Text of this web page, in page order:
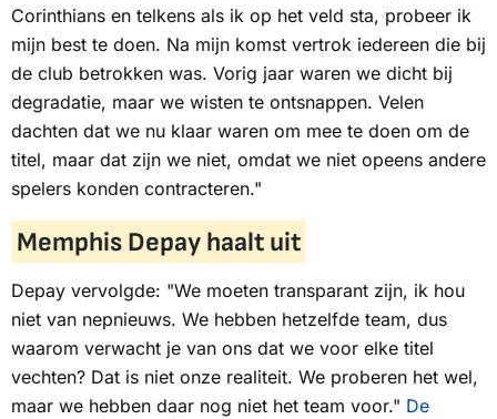
Corinthians en telkens als ik op het veld sta, probeer ik
mijn best te doen. Na mijn komst vertrok iedereen die bij
de club betrokken was. Vorig jaar waren we dicht bij
degradatie, maar we wisten te ontsnappen. Velen
dachten dat we nu klaar waren om mee te doen om de
titel, maar dat zijn we niet, omdat we niet opeens andere
spelers konden contracteren."
Memphis Depay haalt uit
Depay vervolgde: "We moeten transparant zijn, ik hou
niet van nepnieuws. We hebben hetzelfde team, dus
waarom verwacht je van ons dat we voor elke titel
vechten? Dat is niet onze realiteit. We proberen het wel,
maar we hebben daar nog niet het team voor." De